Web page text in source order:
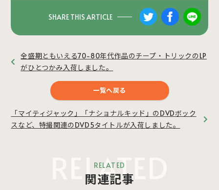
SHARE THIS ARTICLE
全盛期ともいえる70-80年代作品のチープ・トリックのLP
がひとつかみ入荷しました。
一覧へ戻る
「マイティジャック」「ナショナルキッド」のDVDボック
スなど、特撮関連のDVD5タイトルが入荷しました。
RELATED
RELATED
関連記事